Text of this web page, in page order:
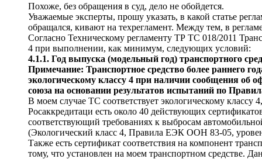
Похоже, без обращения в суд, дело не обойдется.
Уважаемые эксперты, прошу указать, в какой статье
обращался, кивают на техрегламент. Между тем, в
Согласно Техническому регламенту ТР ТС 018/2011
4 при выполнении, как минимум, следующих условий:
4.1.1. Год выпуска (модельный год) транспортного
Примечание: Транспортное средство более раннего
экологическому классу 4 при наличии сообщения об
союза на основании результатов испытаний по
В моем случае ТС соответствует экологическому
Росаккредитаци есть около 40 действующих
соответствующий требованиях к выбросам
(Экологический класс 4, Правила ЕЭК ООН 83-05,
Также есть сертификат соответствия на компонент
тому, что установлен на моем транспортном средстве.